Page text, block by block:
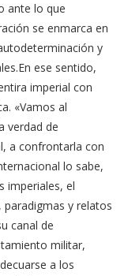
ante lo que
se enmarca en
y
ese sentido,
imperial con
«Vamos al
verdad de
a confrontarla con
lo sabe,
imperiales, el
y relatos
canal de
militar,
a los